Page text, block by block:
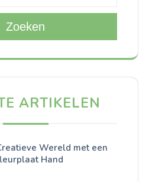
Zoeken
ARTIKELEN
Wereld met een
Hand